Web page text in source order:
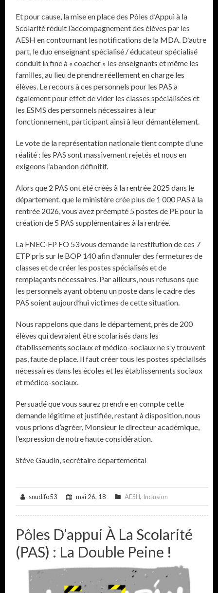
Et pour cause, la mise en place des Pôles d’Appui à la
Scolarité réduit l’accompagnement des élèves par les
AESH en contournant les notifications de la MDA. D’autre
part, le duo enseignant spécialisé / éducateur spécialisé
conduit in fine à « coacher » les enseignants et même les
familles, au lieu de prendre réellement en charge les
élèves. Le recours à ces personnels pour les PAS a
également pour effet de vider les classes spécialisées et
les ESMS des personnels nécessaires à leur
fonctionnement, participant ainsi à leur démantèlement.
Le vote de la représentation nationale tient compte d’une
réalité : les PAS sont massivement rejetés et nous en
exigeons l’abandon définitif.
Alors que 2 PAS ont été créés à la rentrée 2025 dans le
département, que le ministère crée plus de 1 000 PAS à la
rentrée 2026, vous avez préempté 5 postes de PE pour la
création de 5 PAS supplémentaires à la rentrée.
La FNEC-FP FO 53 vous demande la restitution de ces 7
ETP pris sur le BOP 140 afin d’annuler des fermetures de
classes et de créer les postes spécialisés et de
remplaçants nécessaires. Par ailleurs, nous refusons que
les personnels ayant obtenu un poste dans le cadre des
PAS soient aujourd’hui victimes de cette situation.
Nous rappelons que dans le département, près de 200
élèves qui devraient être scolarisés dans les
établissements sociaux et médico-sociaux ne s’y trouvent
pas, faute de place. Il faut créer tous les postes spécialisés
nécessaires dans les écoles et les établissements sociaux
et médico-sociaux.
Persuadé que vous saurez prendre en compte cette
demande légitime et justifiée, restant à disposition, nous
vous prions d’agréer, Monsieur le directeur académique,
l’expression de notre haute considération.
Stève Gaudin, secrétaire départemental
snudifo53 mai 26, 18 AESH, Inclusion
Pôles D’appui À La Scolarité
(PAS) : La Double Peine !